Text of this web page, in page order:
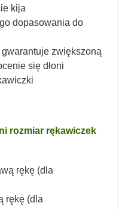
kija
dopasowania do
zwiększoną
się dłoni
rozmiar rękawiczek
rękę (dla
rękę (dla